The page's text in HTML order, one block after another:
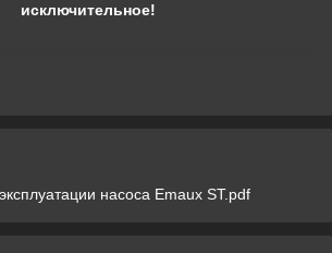
исключительное!
насоса Emaux ST.pdf